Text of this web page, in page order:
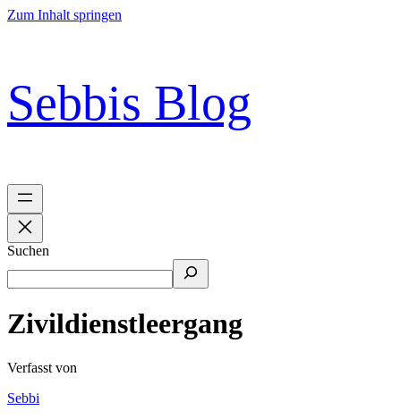
Zum Inhalt springen
Sebbis Blog
Suchen
Zivildienstleergang
Verfasst von
Sebbi